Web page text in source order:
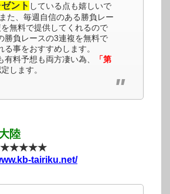
ント している点も嬉しいで
た、毎週自信のある勝負レー
無料で提供してくれるので
勝負レースの3連複を無料で
る事をおすすめします。
有料予想も両方凄い為、
「第
します。
陸
★★★★★★
tairiku.net/